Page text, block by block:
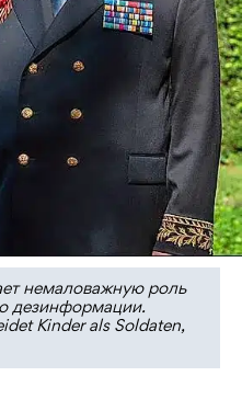
немаловажную роль
дезинформации.
Kinder als Soldaten,